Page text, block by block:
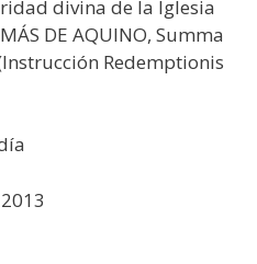
divina de la Iglesia
DE AQUINO, Summa
Redemptionis